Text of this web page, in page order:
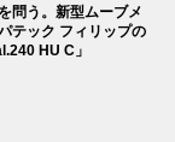
問う。新型ムーブメ
テック フィリップの
HU C」